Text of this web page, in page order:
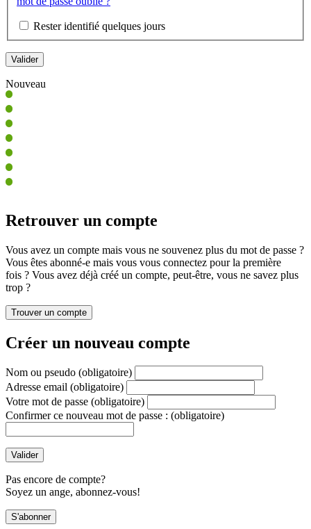
Rester identifié quelques jours
Nouveau
Retrouver un compte
Vous avez un compte mais vous ne souvenez plus du mot de passe ?
Vous êtes abonné-e mais vous vous connectez pour la première
fois ? Vous avez déjà créé un compte, peut-être, vous ne savez plus
trop ?
Créer un nouveau compte
Nom ou pseudo (obligatoire)
Adresse email (obligatoire)
Votre mot de passe (obligatoire)
Confirmer ce nouveau mot de passe : (obligatoire)
Pas encore de compte?
Soyez un ange, abonnez-vous!